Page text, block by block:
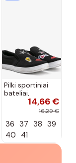
Pilki sportiniai
bateliai,
„Justice"14,66 €
16,29 €
36 37 38 39
40 41